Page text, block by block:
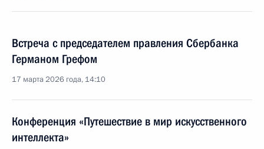
Встреча с председателем правления Сбербанка
Германом Грефом
17 марта 2026 года, 14:10
Конференция «Путешествие в мир искусственного
интеллекта»